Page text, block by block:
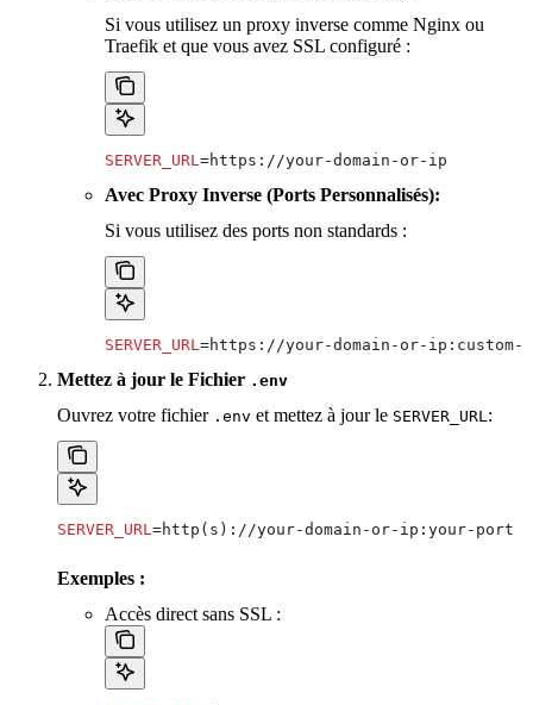
Si vous utilisez un proxy inverse comme Nginx ou
Traefik et que vous avez SSL configuré :
SERVER_URL =https://your-domain-or-ip
Avec Proxy Inverse (Ports Personnalisés):
Si vous utilisez des ports non standards :
SERVER_URL =https://your-domain-or-ip:custom-
Mettez à jour le Fichier .env
Ouvrez votre fichier .env et mettez à jour le SERVER_URL :
SERVER_URL =http(s)://your-domain-or-ip:your-port
Exemples :
Accès direct sans SSL :